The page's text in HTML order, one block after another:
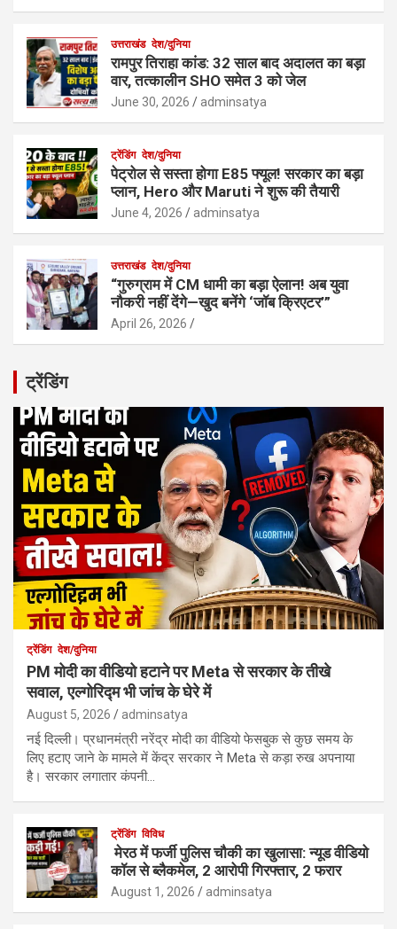
उत्तराखंड देश/दुनिया
रामपुर तिराहा कांड: 32 साल बाद अदालत का बड़ा
वार, तत्कालीन SHO समेत 3 को जेल
June 30, 2026 adminsatya
ट्रेंडिंग देश/दुनिया
पेट्रोल से सस्ता होगा E85 फ्यूल! सरकार का बड़ा
प्लान, Hero और Maruti ने शुरू की तैयारी
June 4, 2026 adminsatya
उत्तराखंड देश/दुनिया
“गुरुग्राम में CM धामी का बड़ा ऐलान! अब युवा
नौकरी नहीं देंगे—खुद बनेंगे ‘जॉब क्रिएटर’”
April 26, 2026
ट्रेंडिंग
ट्रेंडिंग देश/दुनिया
PM मोदी का वीडियो हटाने पर Meta से सरकार के तीखे
सवाल, एल्गोरिद्म भी जांच के घेरे में
August 5, 2026 adminsatya
नई दिल्ली। प्रधानमंत्री नरेंद्र मोदी का वीडियो फेसबुक से कुछ समय के
लिए हटाए जाने के मामले में केंद्र सरकार ने Meta से कड़ा रुख अपनाया
है। सरकार लगातार कंपनी…
ट्रेंडिंग विविध
मेरठ में फर्जी पुलिस चौकी का खुलासा: न्यूड वीडियो
कॉल से ब्लैकमेल, 2 आरोपी गिरफ्तार, 2 फरार
August 1, 2026 adminsatya